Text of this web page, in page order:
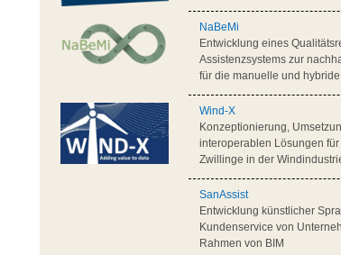
NaBeMi
Entwicklung eines
Assistenzsystems zur
für die manuelle und
Wind-X
Konzeptionierung,
interoperablen Lösungen
Zwillinge in der
SanAssist
Entwicklung künstlicher
Kundenservice von
Rahmen von BIM